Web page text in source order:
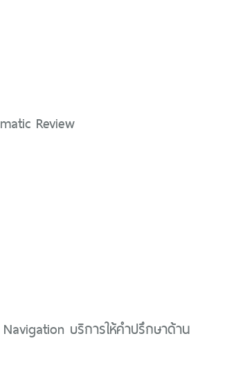
Review
บริการให้คำปรึกษาด้าน